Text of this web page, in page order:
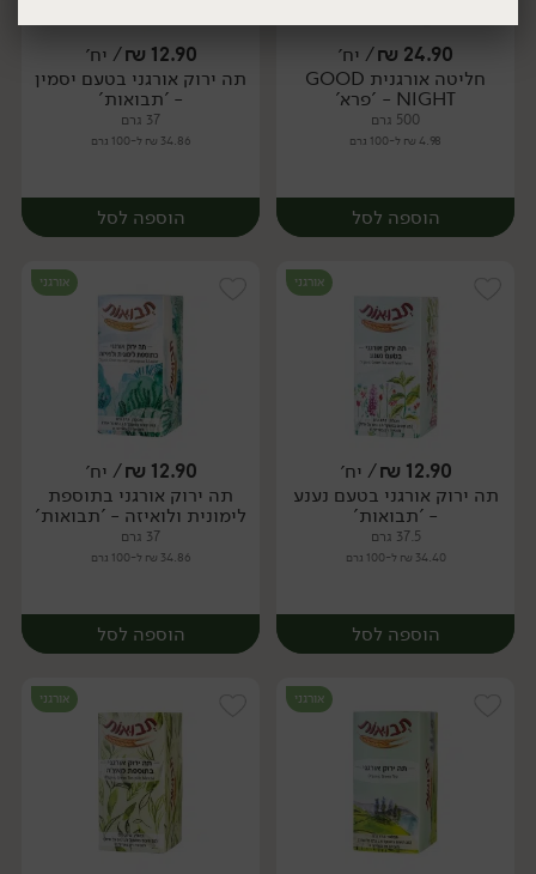
יח׳ יח׳
24.90
₪/ יח׳
חליטה אורגנית GOOD
NIGHT - 'פרא'
500 גרם
4.98 ₪ ל-100 גרם
הוספה לסל
יח׳
12.90
₪/ יח׳
תה ירוק אורגני בטעם יסמין
- 'תבואות'
37 גרם
34.86 ₪ ל-100 גרם
הוספה לסל
יח׳
אורגני
12.90
₪/ יח׳
תה ירוק אורגני בטעם נענע
- 'תבואות'
37.5 גרם
34.40 ₪ ל-100 גרם
הוספה לסל
אורגני
12.90
₪/ יח׳
תה ירוק אורגני בתוספת
לימונית ולואיזה - 'תבואות'
37 גרם
34.86 ₪ ל-100 גרם
הוספה לסל
אורגני אורגני
יח׳ יח׳